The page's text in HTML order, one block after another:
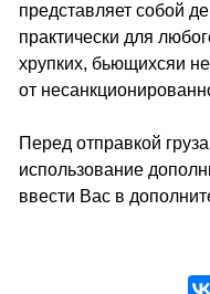
представляет собой
практически для
хрупких, бьющихсяи
от
Перед отправкой
использование
ввести Вас в